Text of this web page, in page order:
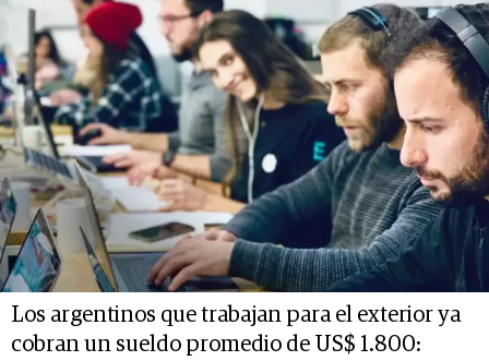
Los argentinos que trabajan para el exterior ya
cobran un sueldo promedio de US$ 1.800: